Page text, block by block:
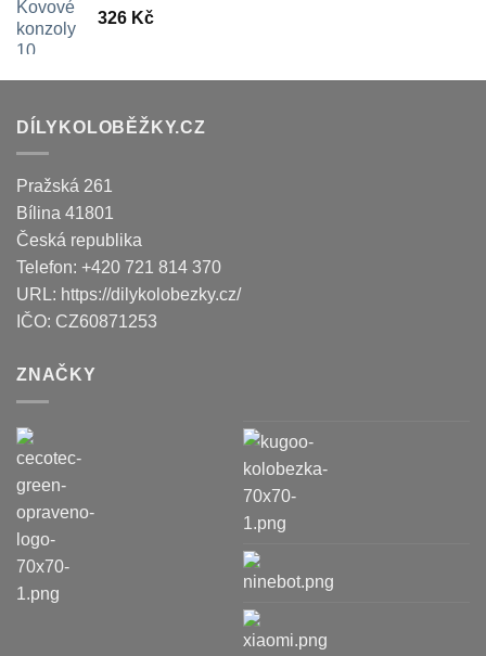
326 Kč
DÍLYKOLOBĚŽKY.CZ
Pražská 261
Bílina 41801
Česká republika
Telefon: +420 721 814 370
URL: https://dilykolobezky.cz/
IČO: CZ60871253
ZNAČKY